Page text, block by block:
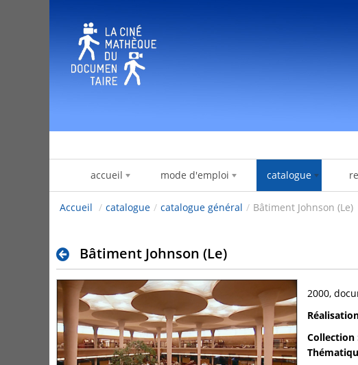
accueil mode d'emploi catalogue
Accueil / catalogue / catalogue général / Bâtiment Johnson (Le)
Bâtiment Johnson (Le)
2000,
Collection